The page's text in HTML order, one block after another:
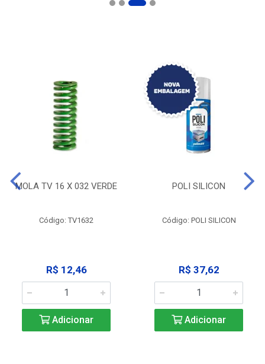
MOLA TV 16 X 032 VERDE
Código: TV1632
R$ 12,46
Adicionar
POLI SILICON
Código: POLI SILICON
R$ 37,62
Adicionar